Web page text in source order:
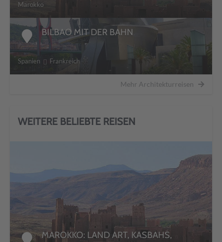
Marokko
BILBAO MIT DER BAHN
Spanien Frankreich
Mehr Architekturreisen
WEITERE BELIEBTE REISEN
MAROKKO: LAND ART, KASBAHS,